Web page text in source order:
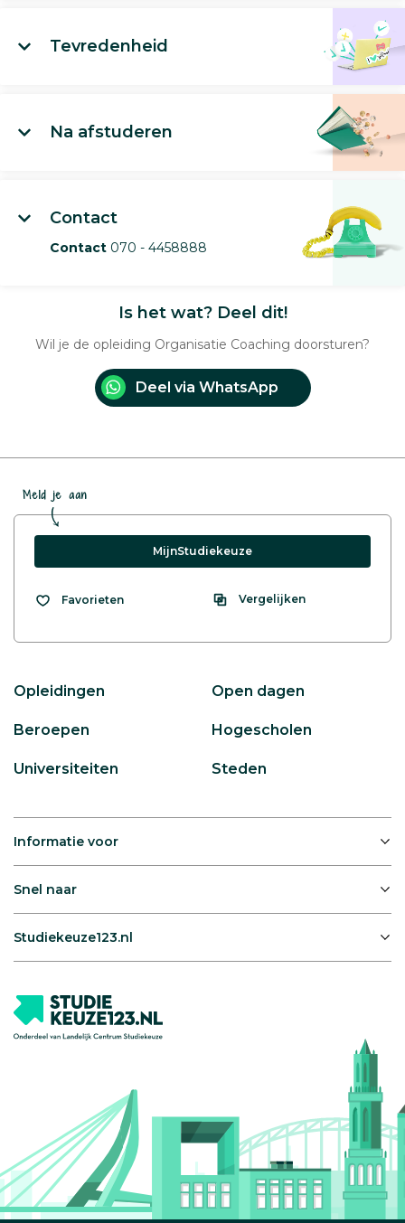
Tevredenheid
Na afstuderen
Contact
Contact 070 - 4458888
Is het wat? Deel dit!
Wil je de opleiding Organisatie Coaching doorsturen?
Deel via WhatsApp
Meld je aan
MijnStudiekeuze
Favorieten Vergelijken
Opleidingen Open dagen
Beroepen Hogescholen
Universiteiten Steden
Informatie voor
Snel naar
Studiekeuze123.nl